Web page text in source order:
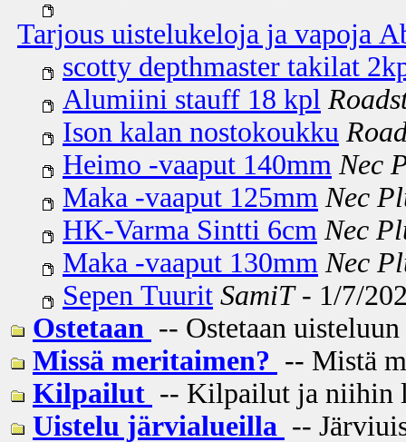
Tarjous uistelukeloja ja vapoja
scotty depthmaster takilat
Alumiini stauff 18 kpl
Ison kalan nostokoukku
Heimo -vaaput 140mm Nec
Maka -vaaput 125mm Nec
HK-Varma Sintti 6cm Nec
Maka -vaaput 130mm Nec
Sepen Tuurit SamiT- 1/7/
Ostetaan -- Ostetaan
Missä meritaimen? -- Mistä
Kilpailut -- Kilpailut ja niihin
Uistelu järvialueilla --